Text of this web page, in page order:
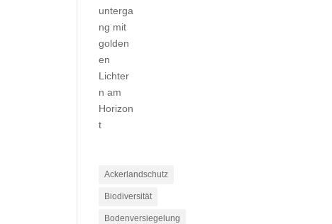
Ackerlandschutz
Biodiversität
Bodenversiegelung